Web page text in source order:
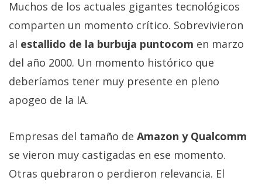
Muchos de los actuales gigantes tecnológicos
comparten un momento crítico. Sobrevivieron
al estallido de la burbuja puntocom en marzo
del año 2000. Un momento histórico que
deberíamos tener muy presente en pleno
apogeo de la IA.
Empresas del tamaño de Amazon y Qualcomm
se vieron muy castigadas en ese momento.
Otras quebraron o perdieron relevancia. El